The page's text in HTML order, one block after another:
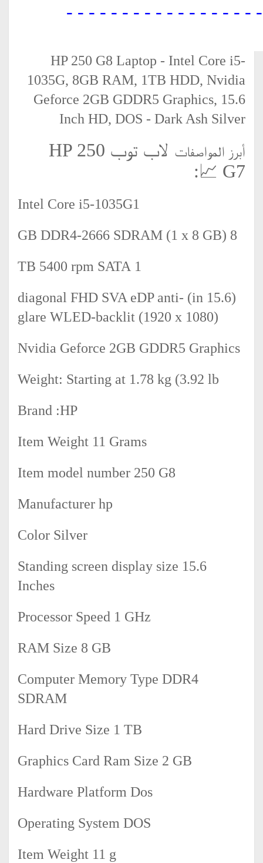
- - - - - - - - - - - - - - - - -
HP 250 G8 Laptop - Intel Core i5-
1035G, 8GB RAM, 1TB HDD, Nvidia
Geforce 2GB GDDR5 Graphics, 15.6
Inch HD, DOS - Dark Ash Silver
أبرز المواصفات
لاب توب HP 250
G7
📈:
Intel Core i5-1035G1
8 GB DDR4-2666 SDRAM (1 x 8 GB)
1 TB 5400 rpm SATA
(15.6 in) diagonal FHD SVA eDP anti-
glare WLED-backlit (1920 x 1080)
Nvidia Geforce 2GB GDDR5 Graphics
Weight: Starting at 1.78 kg (3.92 lb
Brand :‎HP
Item Weight ‎11 Grams
Item model number ‎250 G8
Manufacturer ‎hp
Color ‎Silver
Standing screen display size ‎15.6
Inches
Processor Speed ‎1 GHz
RAM Size ‎8 GB
Computer Memory Type ‎DDR4
SDRAM
Hard Drive Size ‎1 TB
Graphics Card Ram Size ‎2 GB
Hardware Platform ‎Dos
Operating System ‎DOS
Item Weight ‎11 g